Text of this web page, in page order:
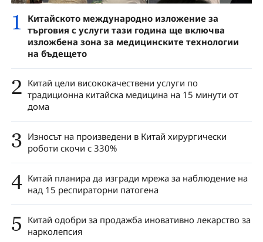
1
Китайското международно изложение за
търговия с услуги тази година ще включва
изложбена зона за медицинските технологии
на бъдещето
2 Китай цели висококачествени услуги по
традиционна китайска медицина на 15 минути от
дома
3 Износът на произведени в Китай хирургически
роботи скочи с 330%
4 Китай планира да изгради мрежа за наблюдение на
над 15 респираторни патогена
5 Китай одобри за продажба иновативно лекарство за
нарколепсия